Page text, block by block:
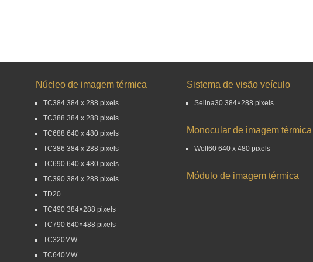
Núcleo de imagem térmica
TC384 384 x 288 pixels
TC388 384 x 288 pixels
TC688 640 x 480 pixels
TC386 384 x 288 pixels
TC690 640 x 480 pixels
TC390 384 x 288 pixels
TD20
TC490 384×288 pixels
TC790 640×488 pixels
TC320MW
TC640MW
Sistema de visão veículo
Selina30 384×288 pixels
Monocular de imagem térmica
Wolf60 640 x 480 pixels
Módulo de imagem térmica